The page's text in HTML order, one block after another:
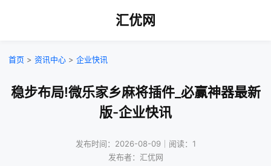
汇优网
首页 > 资讯中心 > 企业快讯
稳步布局!微乐家乡麻将插件_必赢神器最新
版-企业快讯
发布时间：2026-08-09｜阅读：1
发布者：汇优网